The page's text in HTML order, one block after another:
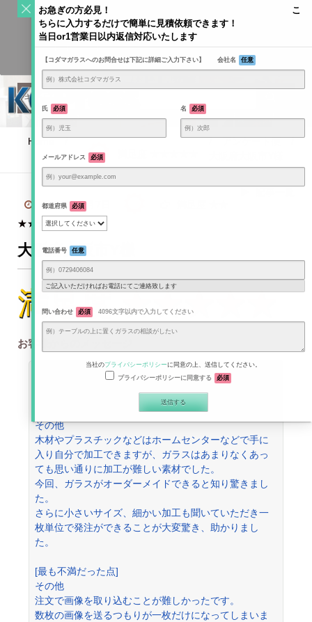
KODAMAGLASS公式ブログ | ガラス情報発信メディア
Home
/
/ アンケート便
/
2025年10月7日
★★★
大阪府大阪市Y様
満足度 ★★★★★
お客様からのメッセージ
ほかの方にコダマガラスを勧める可能性は？
その他
木材やプラスチックなどはホームセンターなどで手に
入り自分で加工できますが、ガラスはあまりなくあっ
ても思い通りに加工が難しい素材でした。
今回、ガラスがオーダーメイドできると知り驚きまし
た。
さらに小さいサイズ、細かい加工も聞いていただき一
枚単位で発注ができることが大変驚き、助かりまし
た。
[最も不満だった点]
その他
注文で画像を取り込むことが難しかったです。
数枚の画像を送るつもりが一枚だけになってしまいま
お急ぎの方必見！ こ
ちらに入力するだけで簡単に見積依頼できます！
当日or1営業日以内返信対応いたします
【コダマガラスへのお問合せは下記に詳細ご入力下さい】 会社名 任意
氏 必須 名 必須
メールアドレス 必須
都道府県 必須
電話番号 任意
ご記入いただければお電話にてご連絡致します
問い合わせ 必須 4096文字以内で入力してください
当社のプライバシーポリシーに同意の上、送信してください。
プライバシーポリシーに同意する
必須